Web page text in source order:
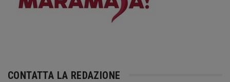
CONTATTA LA REDAZIONE